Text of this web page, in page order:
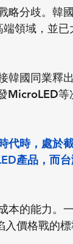
略分歧。韓
領域，並
韓國同業釋
MicroLED
代時，處於
產品，而
的能力。
價格戰的標